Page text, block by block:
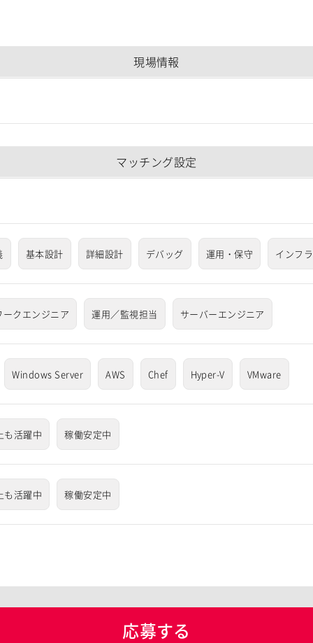
現場情報
マッチング設定
基本設計 詳細設計 デバッグ 運用・保守 インフ
ークエンジニア 運用／監視担当 サーバーエンジニア
Windows Server AWS Chef Hyper-V VMware
も活躍中 稼働安定中
も活躍中 稼働安定中
応募する